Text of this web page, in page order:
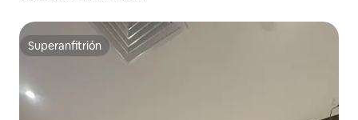
Superanfitrión
Superanfitrión